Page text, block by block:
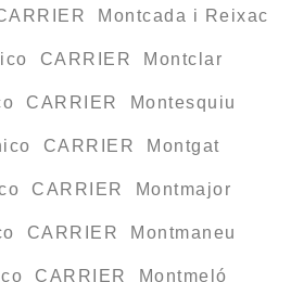
Montcada i Reixac
CARRIER Montclar
CARRIER Montesquiu
CARRIER Montgat
CARRIER Montmajor
CARRIER Montmaneu
CARRIER Montmeló